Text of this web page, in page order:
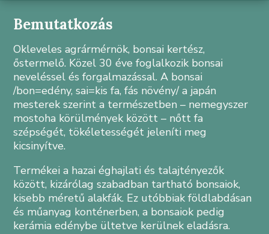
Bemutatkozás
Okleveles agrármérnök, bonsai kertész,
őstermelő. Közel 30 éve foglalkozik bonsai
neveléssel és forgalmazással. A bonsai
/bon=edény, sai=kis fa, fás növény/ a japán
mesterek szerint a természetben – nemegyszer
mostoha körülmények között – nőtt fa
szépségét, tökéletességét jeleníti meg
kicsinyítve.
Termékei a hazai éghajlati és talajtényezők
között, kizárólag szabadban tartható bonsaiok,
kisebb méretű alakfák. Ez utóbbiak földlabdásan
és műanyag konténerben, a bonsaiok pedig
kerámia edénybe ültetve kerülnek eladásra.